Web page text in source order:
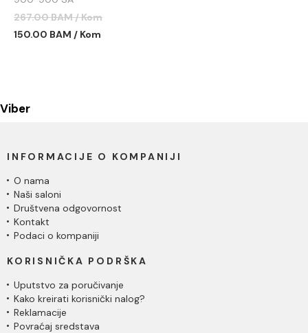
DEMONTAŽNOM MASKOM
C-09-K9090
267.00 BAM / Kom
150.00 BAM / Kom
Viber
INFORMACIJE O KOMPANIJI
O nama
Naši saloni
Društvena odgovornost
Kontakt
Podaci o kompaniji
KORISNIČKA PODRŠKA
Uputstvo za poručivanje
Kako kreirati korisnički nalog?
Reklamacije
Povraćaj sredstava